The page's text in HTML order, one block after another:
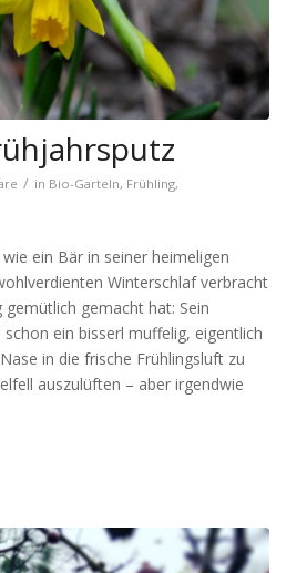
/ in Bio-Garteln, Frühling,
ein Bär in seiner heimeligen
Winterschlaf verbracht
gemacht hat: Sein
ein bisserl muffelig, eigentlich
in die frische Frühlingsluft zu
auszulüften – aber irgendwie